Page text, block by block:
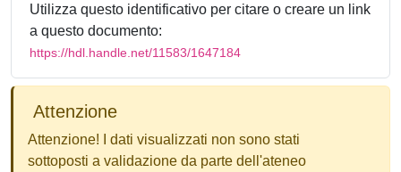
Utilizza questo identificativo per citare o creare un link
a questo documento:
https://hdl.handle.net/11583/1647184
Attenzione
Attenzione! I dati visualizzati non sono stati
sottoposti a validazione da parte dell'ateneo